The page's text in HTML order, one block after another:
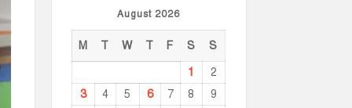
August 2026
M T W T F S S
1 2
3 4 5 6 7 8
9